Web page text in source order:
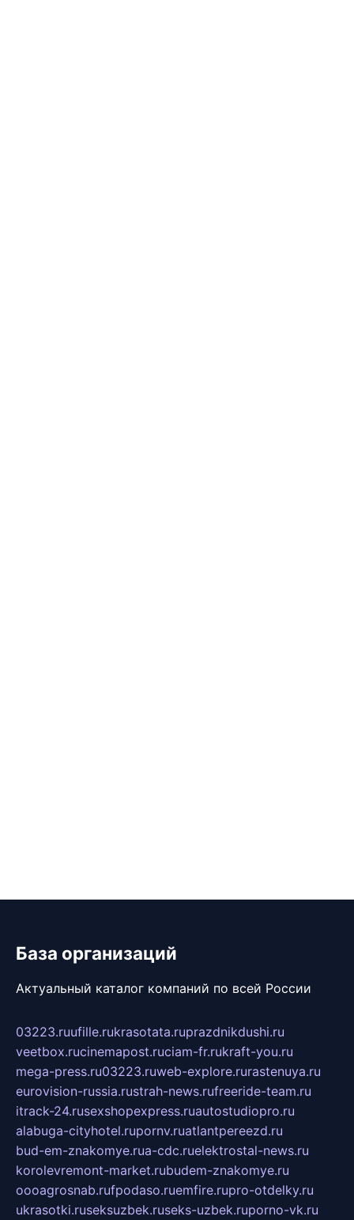
База организаций
Актуальный каталог компаний по всей России
03223.ruufille.rukrasotata.ruprazdnikdushi.ru
veetbox.rucinemapost.ruciam-fr.rukraft-you.ru
mega-press.ru03223.ruweb-explore.rurastenuya.ru
eurovision-russia.rustrah-news.rufreeride-team.ru
itrack-24.rusexshopexpress.ruautostudiopro.ru
alabuga-cityhotel.rupornv.ruatlantpereezd.ru
bud-em-znakomye.rua-cdc.ruelektrostal-news.ru
korolevremont-market.rubudem-znakomye.ru
oooagrosnab.rufpodaso.ruemfire.rupro-otdelky.ru
ukrasotki.ruseksuzbek.ruseks-uzbek.ruporno-vk.ru